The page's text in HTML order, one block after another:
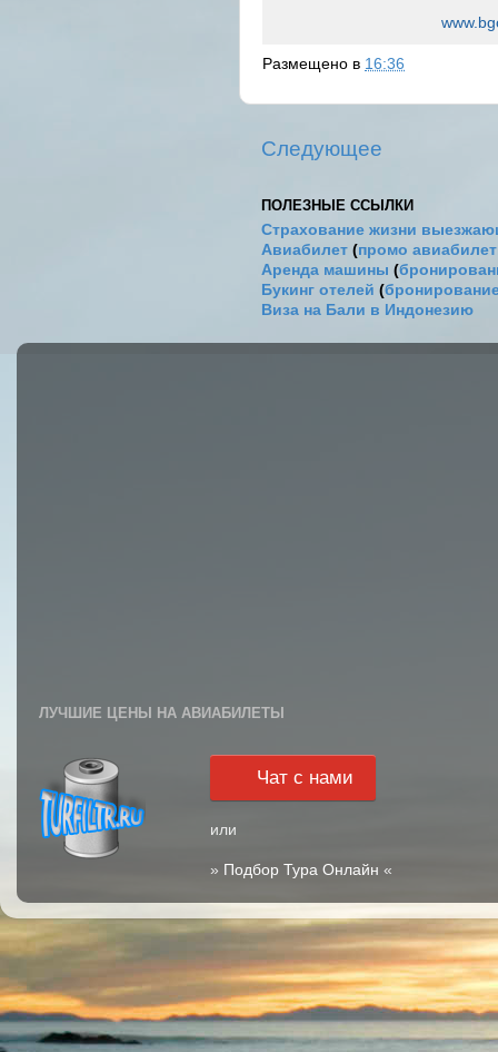
Размещено в 16:36
Следующее
ПОЛЕЗНЫЕ ССЫЛКИ
Страхование жизни
Авиабилет (промо
Аренда машины (
Букинг отелей (
Виза на Бали в Индонезию
ЛУЧШИЕ ЦЕНЫ НА АВИАБИЛЕТЫ
Чат с нами
или
» Подбор Тура Онлайн «